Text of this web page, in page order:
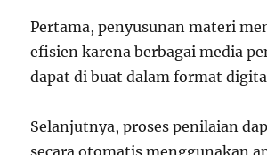
Pertama, penyusunan materi
efisien karena berbagai media
dapat di buat dalam format
Selanjutnya, proses penilaian